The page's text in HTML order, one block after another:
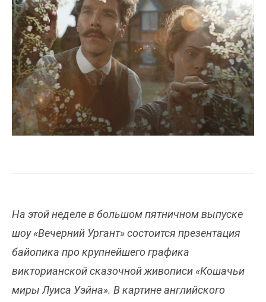
На этой неделе в большом пятничном выпуске
шоу «Вечерний Ургант» состоится презентация
байопика про крупнейшего графика
викторианской сказочной живописи «Кошачьи
миры Луиса Уэйна». В картине английского